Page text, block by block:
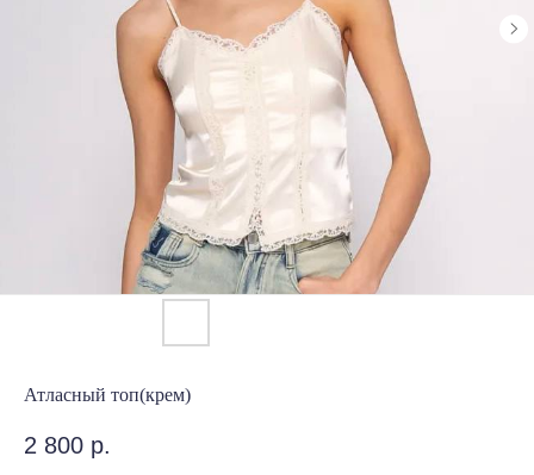
Атласный топ(крем)
2 800 р.